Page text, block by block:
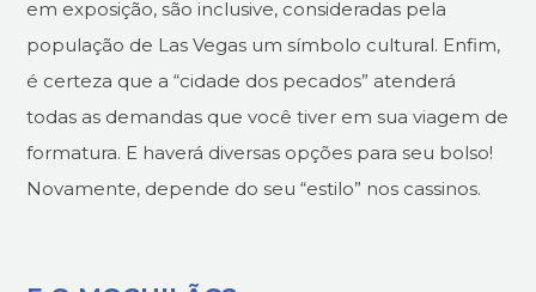
em exposição, são inclusive, consideradas pela
população de Las Vegas um símbolo cultural. Enfim,
é certeza que a “cidade dos pecados” atenderá
todas as demandas que você tiver em sua viagem de
formatura. E haverá diversas opções para seu bolso!
Novamente, depende do seu “estilo” nos cassinos.